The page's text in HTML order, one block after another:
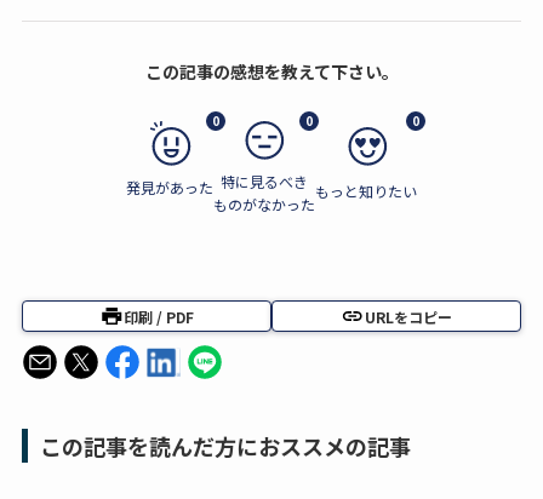
この記事の感想を教えて下さい。
0
発見があった
0
特に見るべき
ものがなかった
0
もっと知りたい
印刷 / PDF URLをコピー
この記事を読んだ方におススメの記事